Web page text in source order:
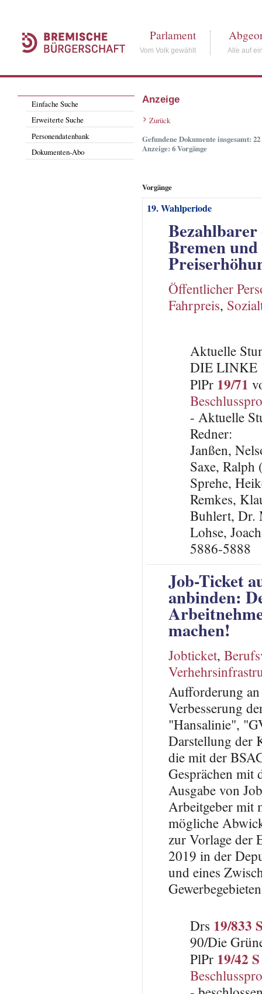
Parlament
Vom Volk gewählt Alle auf
Einfache Suche
Erweiterte Suche
Personendatenbank
Dokumenten-Abo
Anzeige
Zurück
Gefundene Dokumente insgesamt: 22
Anzeige: 6 Vorgänge
Vorgänge
19. Wahlperiode
Bremen
Öffentlicher
Fahrpreis,
Aktuelle
DIE LINKE
PlPr 19/71
- Aktuelle
Redner:
Janßen,
Saxe,
Sprehe,
Remkes,
Buhlert, Dr.
Lohse,
5886-5888
Job-Ticket
anbinden:
machen!
Jobticket,
Aufforderung an
Verbesserung
"Hansalinie",
Darstellung der
die mit der
Gesprächen mit
Ausgabe von
Arbeitgeber mit
mögliche
zur Vorlage der
2019 in der
und eines
Gewerbegebieten
Drs 19/833
90/Die
PlPr 19/42 S